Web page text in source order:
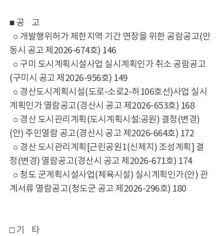
■ 공 고
○ 개발행위허가 제한지역 기간 연장을 위한 공람공고(안
동시 공고 제2026-674호) 146
○ 구미 도시계획시설사업 실시계획인가 취소 공람공고
(구미시 공고 제2026-956호) 149
○ 경산도시계획시설(도로-소로2-하106호선)사업 실시
계획인가 열람공고(경산시 공고 제2026-653호) 168
○ 경산 도시관리계획(도시계획시설:공원) 결정(변경)
(안) 주민열람 공고(경산시 공고 제2026-664호) 172
○ 경산 도시관리계획[근린공원1(신제지) 조성계획] 결
정(변경) 열람공고(경산시 공고 제2026-671호) 174
○ 청도 군계획시설사업(체육시설) 실시계획인가(안) 관
계서류 열람공고(청도군 공고 제2026-296호) 180
□ 기 타